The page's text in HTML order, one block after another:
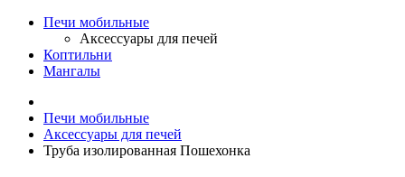
Печи мобильные
Аксессуары для печей
Коптильни
Мангалы
Печи мобильные
Аксессуары для печей
Труба изолированная Пошехонка